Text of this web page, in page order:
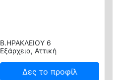
Β.ΗΡΑΚΛΕΙΟΥ 6
Εξάρχεια, Αττική
Δες το προφίλ